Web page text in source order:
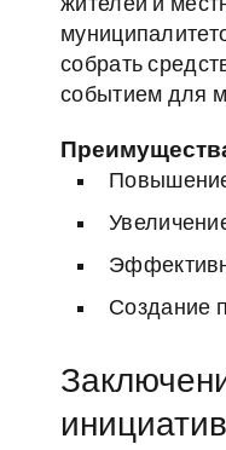
жителей и
собрать
событием для
Создание